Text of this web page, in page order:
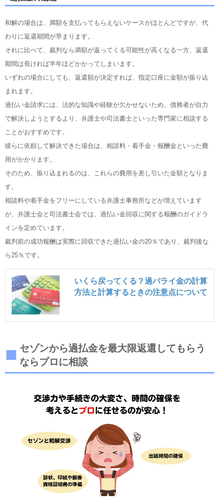
和解の場合は、満額を支払ってもらえないケースがほとんどですが、代
わりに返還期間が早まります。
それに比べて、裁判なら満額が返ってくる可能性が高くなる一方、返還
期間は長ければ半年ほどかかってしまいます。
いずれの場合にしても、返還額が決定すれば、指定口座に金額が振り込
まれます。
過払い金請求には、法的な知識や経験が欠かせないため、債務者が自力
で解決しようとするより、弁護士や司法書士といった専門家に相談する
ことがおすすめです。
彼らに依頼して解決できた場合は、相談料・着手金・報酬金といった費
用がかかります。
そのため、振り込まれるのは、これらの費用を差し引いた金額となりま
す。
相談料や着手金をフリーにしている弁護士事務所などが増えています
が、弁護士会と司法書士会では、過払い金回収に関する報酬のガイドラ
インを定めています。
裁判前の成功報酬は実際に回収できた過払い金の20％であり、裁判後な
ら25％です。
いくら戻ってくる？過バライ金の計算
方法と計算するときの注意点について
セゾンから過払金を最大限返還してもらう
ならプロに相談